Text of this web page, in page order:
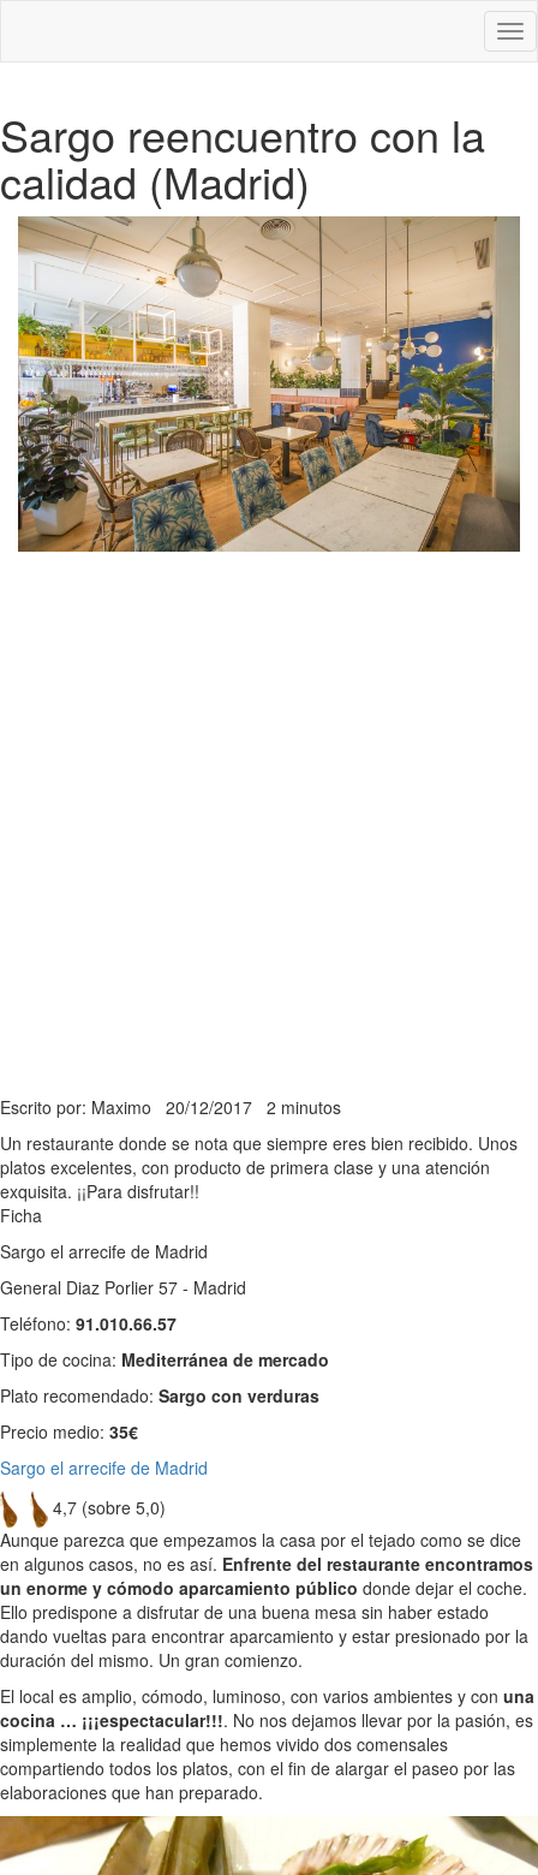
Sargo reencuentro con la
calidad (Madrid)
Escrito por: Maximo 20/12/2017 2 minutos
Un restaurante donde se nota que siempre eres bien recibido. Unos
platos excelentes, con producto de primera clase y una atención
exquisita. ¡¡Para disfrutar!!
Ficha
Sargo el arrecife de Madrid
General Diaz Porlier 57 - Madrid
Teléfono: 91.010.66.57
Tipo de cocina: Mediterránea de mercado
Plato recomendado: Sargo con verduras
Precio medio: 35€
Sargo el arrecife de Madrid
4,7 (sobre 5,0)
Aunque parezca que empezamos la casa por el tejado como se dice
en algunos casos, no es así. Enfrente del restaurante encontramos
un enorme y cómodo aparcamiento público donde dejar el coche.
Ello predispone a disfrutar de una buena mesa sin haber estado
dando vueltas para encontrar aparcamiento y estar presionado por la
duración del mismo. Un gran comienzo.
El local es amplio, cómodo, luminoso, con varios ambientes y con una
cocina … ¡¡¡espectacular!!!. No nos dejamos llevar por la pasión, es
simplemente la realidad que hemos vivido dos comensales
compartiendo todos los platos, con el fin de alargar el paseo por las
elaboraciones que han preparado.